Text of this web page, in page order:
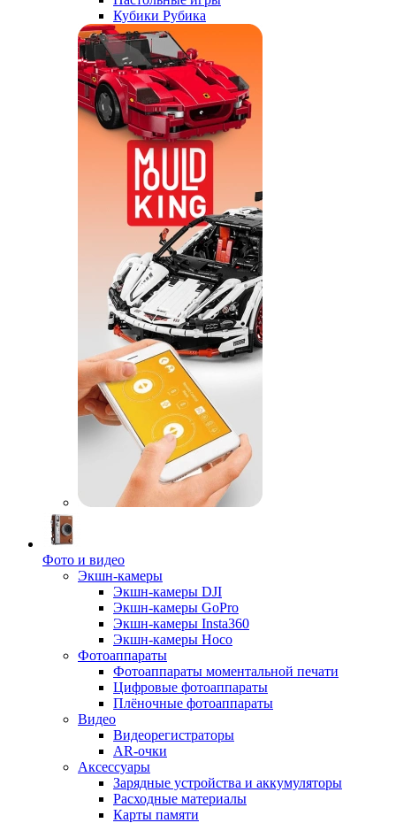
Кубики Рубика
Фото и видео
Экшн-камеры
Экшн-камеры DJI
Экшн-камеры GoPro
Экшн-камеры Insta360
Экшн-камеры Hoco
Фотоаппараты
Фотоаппараты моментальной печати
Цифровые фотоаппараты
Плёночные фотоаппараты
Видео
Видеорегистраторы
AR-очки
Аксессуары
Зарядные устройства и аккумуляторы
Расходные материалы
Карты памяти